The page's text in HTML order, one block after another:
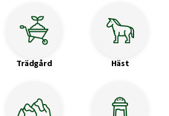
Trädgård Häst